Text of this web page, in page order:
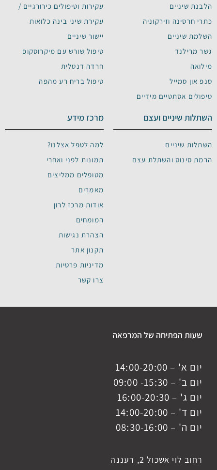
הלבנת שיניים
כתרי חרסינה וזירקוניה
השלמת שיניים
גשר מרילנד
מילואה
סנפ און סמייל
טיפולים אסתטיים מידיים
עקירות וטיפולים כירורגיים /
עקירת שיני בינה כלואות
יישור שיניים
טיפול שורש עם מיקרוסקופ
חרדה דנטלית
טיפול בריח רע מהפה
השתלות שיניים ועצם
השתלות שיניים
הרמת סינוס והשתלת עצם
מרכז מידע
למה לטפל אצלנו?
תמונות לפני ואחרי
מטופלים ממליצים
מאמרים
אודות מרכז לרון
המומחים
הצהרת נגישות
תקנון אתר
מדיניות פרטיות
צרו קשר
שעות הפתיחה של המרפאה
יום א' – 14:00-20:00
יום ב' – 15:30- 09:00
יום ג' – 16:00-20:30
יום ד' – 14:00-20:00
יום ה' – 08:30-16:00
רחוב לוי אשכול 2, רעננה